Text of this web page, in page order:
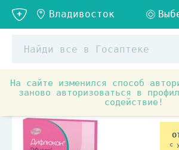
На сайте изменился способ
заново авторизоваться в
содействие!
Аптечные товары Препараты
с